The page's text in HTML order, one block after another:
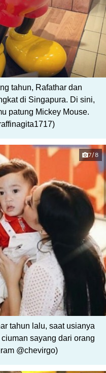
tahun, Rafathar dan
di Singapura. Di sini,
patung Mickey Mouse.
7/8
tahun lalu, saat usianya
sayang dari orang
@chevirgo)